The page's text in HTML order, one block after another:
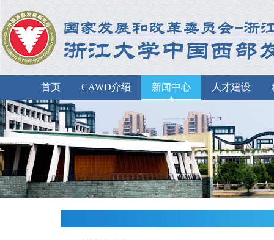
首页 CAWD介绍 新闻中心 人才建设